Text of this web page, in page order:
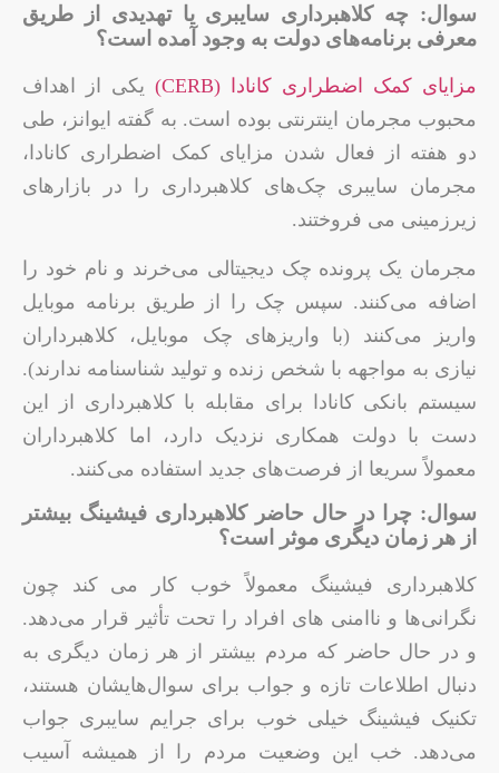
سوال: چه کلاهبرداری سایبری یا تهدیدی از طریق
معرفی برنامه‌های دولت به وجود آمده است؟
مزایای کمک اضطراری کانادا (CERB)
یکی از اهداف
محبوب مجرمان اینترنتی بوده است. به گفته ایوانز، طی
دو هفته از فعال شدن مزایای کمک اضطراری کانادا،
مجرمان سایبری چک‌های کلاهبرداری را در بازارهای
زیرزمینی می فروختند.
مجرمان یک پرونده چک دیجیتالی می‌خرند و نام خود را
اضافه می‌کنند. سپس چک را از طریق برنامه موبایل
واریز می‌کنند (با واریزهای چک موبایل، کلاهبرداران
نیازی به مواجهه با شخص زنده و تولید شناسنامه ندارند).
سیستم بانکی کانادا برای مقابله با کلاهبرداری از این
دست با دولت همکاری نزدیک دارد، اما کلاهبرداران
معمولاً سریعا از فرصت‌های جدید استفاده می‌کنند.
سوال: چرا در حال حاضر کلاهبرداری فیشینگ بیشتر
از هر زمان دیگری موثر است؟
کلاهبرداری فیشینگ معمولاً خوب کار می کند چون
نگرانی‌ها و ناامنی های افراد را تحت تأثیر قرار می‌دهد.
و در حال حاضر که مردم بیشتر از هر زمان دیگری به
دنبال اطلاعات تازه و جواب برای سوال‌هایشان هستند،
تکنیک فیشینگ خیلی خوب برای جرایم سایبری جواب
می‌دهد. خب این وضعیت مردم را از همیشه آسیب